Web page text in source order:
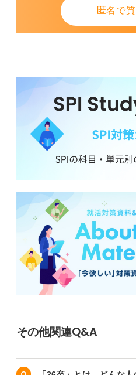
うな業界・職種でも通用する
常に有効に働きます。資格を
らせず、ご自身のポテンシャ
して構成し直してみること
匿名で
その他関連Q&A